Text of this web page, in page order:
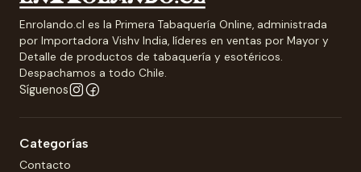
Enrolando.cl es la Primera Tabaquería Online, administrada
por Importadora Vishv India, líderes en ventas por Mayor y
Detalle de productos de tabaquería y esotéricos.
Despachamos a todo Chile.
Síguenos
Categorías
Contacto